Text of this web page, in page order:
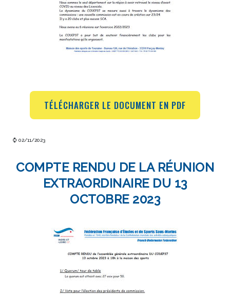
TÉLÉCHARGER LE DOCUMENT EN PDF
⌚ 02/11/2023
COMPTE RENDU DE LA RÉUNION
EXTRAORDINAIRE DU 13
OCTOBRE 2023